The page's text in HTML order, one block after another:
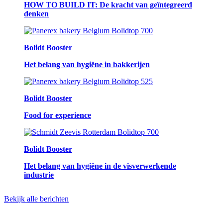
HOW TO BUILD IT: De kracht van geïntegreerd
denken
Bolidt Booster
Het belang van hygiëne in bakkerijen
Bolidt Booster
Food for experience
Bolidt Booster
Het belang van hygiëne in de visverwerkende
industrie
Bekijk alle berichten